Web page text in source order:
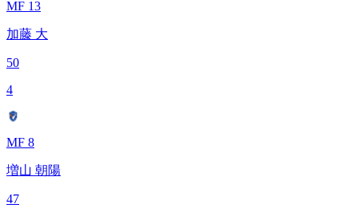
MF 13
加藤 大
50
4
MF 8
増山 朝陽
47